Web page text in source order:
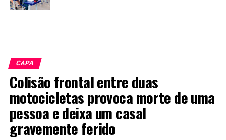
CAPA
Colisão frontal entre duas
motocicletas provoca morte de uma
pessoa e deixa um casal
gravemente ferido